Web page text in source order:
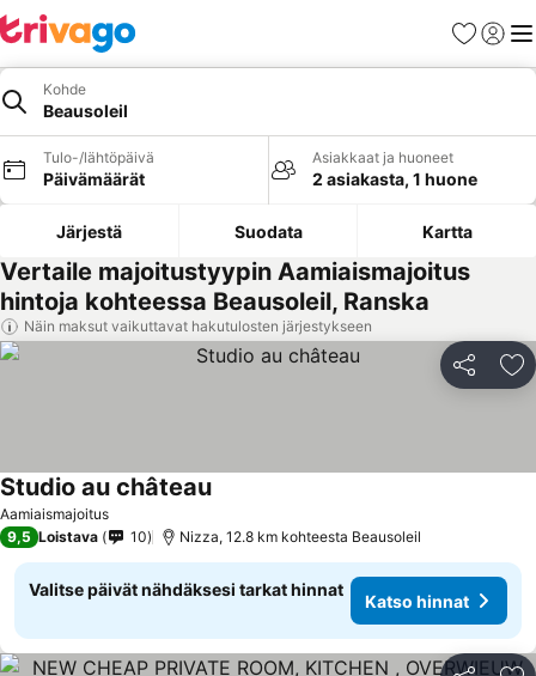
Suosikit
Kohde
Beausoleil
Tulo-/lähtöpäivä
Päivämäärät
Asiakkaat ja huoneet
2 asiakasta, 1 huone
Järjestä Suodata Kartta
Vertaile majoitustyypin Aamiaismajoitus
hintoja kohteessa Beausoleil, Ranska
Näin maksut vaikuttavat hakutulosten järjestykseen
Jaa
Aamiaismajoitus
Studio au château
9,5 Loistava 10 Nizza, 12.8 km kohteesta Beausoleil
Valitse päivät nähdäksesi tarkat hinnat
Katso hinnat